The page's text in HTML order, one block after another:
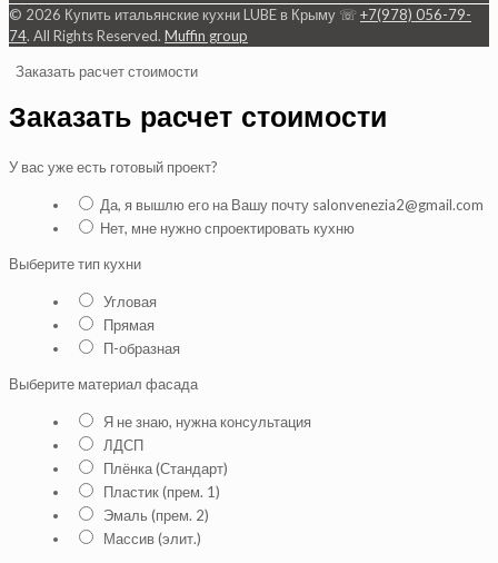
© 2026 Купить итальянские кухни LUBE в Крыму ☏+7(978) 056-79-
74. All Rights Reserved. Muffin group
Заказать расчет стоимости
Заказать расчет стоимости
У вас уже есть готовый проект?
Да, я вышлю его на Вашу почту salonvenezia2@gmail.com
Нет, мне нужно спроектировать кухню
Выберите тип кухни
Угловая
Прямая
П-образная
Выберите материал фасада
Я не знаю, нужна консультация
ЛДСП
Плёнка (Стандарт)
Пластик (прем. 1)
Эмаль (прем. 2)
Массив (элит.)